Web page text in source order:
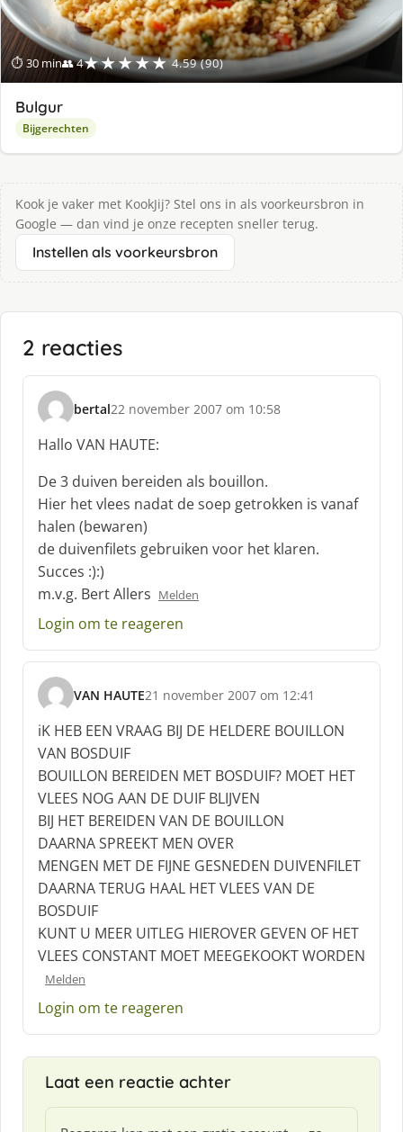
⏱ 30 min👥 4★★★★★ 4.59 (90)
Bulgur
Bijgerechten
Kook je vaker met KookJij? Stel ons in als voorkeursbron in
Google — dan vind je onze recepten sneller terug.
Instellen als voorkeursbron
2 reacties
bertal
s
c
h
r
e
f
:
22 november 2007 om 10:58
Hallo VAN HAUTE:
De 3 duiven bereiden als bouillon.
Hier het vlees nadat de soep getrokken is vanaf
halen (bewaren)
de duivenfilets gebruiken voor het klaren.
Succes :):)
m.v.g. Bert Allers Melden
Login om te reageren
VAN HAUTE
s
c
h
r
e
e
f
:
21 november 2007 om 12:41
iK HEB EEN VRAAG BIJ DE HELDERE BOUILLON
VAN BOSDUIF
BOUILLON BEREIDEN MET BOSDUIF? MOET HET
VLEES NOG AAN DE DUIF BLIJVEN
BIJ HET BEREIDEN VAN DE BOUILLON
DAARNA SPREEKT MEN OVER
MENGEN MET DE FIJNE GESNEDEN DUIVENFILET
DAARNA TERUG HAAL HET VLEES VAN DE
BOSDUIF
KUNT U MEER UITLEG HIEROVER GEVEN OF HET
VLEES CONSTANT MOET MEEGEKOOKT WORDEN
Melden
Login om te reageren
Laat een reactie achter